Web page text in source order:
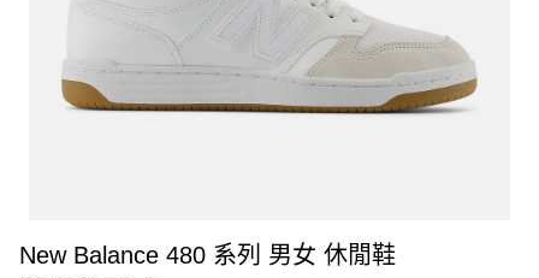
New Balance 480 系列 男女 休閒鞋